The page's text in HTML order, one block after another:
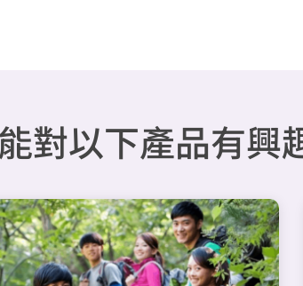
對以下產品有興